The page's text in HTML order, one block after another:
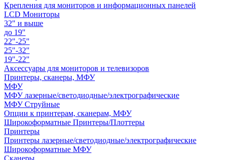
Крепления для мониторов и информационных панелей
LCD Мониторы
32" и выше
до 19"
22"-25"
25"-32"
19"-22"
Аксессуары для мониторов и телевизоров
Принтеры, сканеры, МФУ
МФУ
МФУ лазерные/светодиодные/электрографические
МФУ Струйные
Опции к принтерам, сканерам, МФУ
Широкоформатные Принтеры/Плоттеры
Принтеры
Принтеры лазерные/светодиодные/электрографические
Широкоформатные МФУ
Сканеры